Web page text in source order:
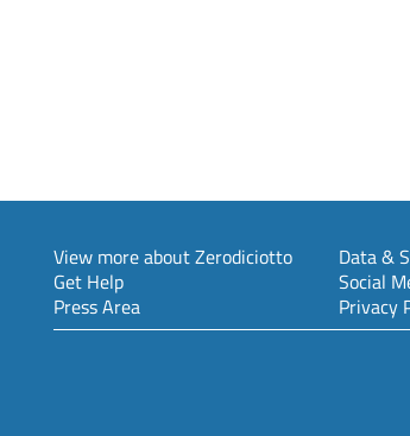
View more about Zerodiciotto
Get Help
Press Area
Data &
Social
Privacy